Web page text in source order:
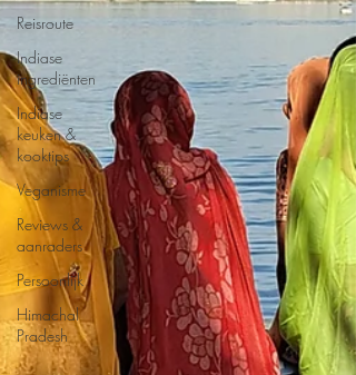
Reisroute
Indiase
ingrediënten
Indiase
keuken &
kooktips
Veganisme
Reviews &
aanraders
Persoonlijk
Himachal
Pradesh